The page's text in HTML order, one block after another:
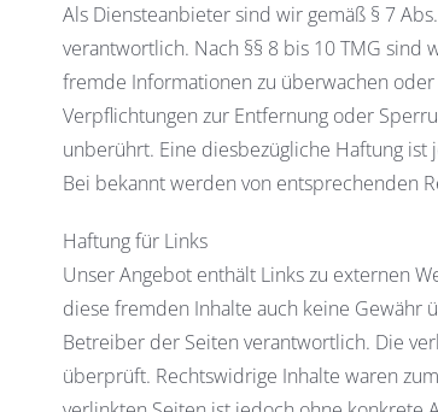
Als Diensteanbieter sind wir gemäß § 7
verantwortlich. Nach §§ 8 bis 10 TMG
fremde Informationen zu überwachen
Verpflichtungen zur Entfernung oder
unberührt. Eine diesbezügliche Haftung
Bei bekannt werden von entsprechenden
Haftung für Links
Unser Angebot enthält Links zu externen
diese fremden Inhalte auch keine Gewähr
Betreiber der Seiten verantwortlich. Die
überprüft. Rechtswidrige Inhalte waren